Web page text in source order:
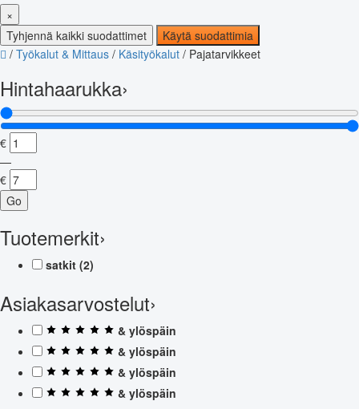
×
Tyhjennä kaikki suodattimet
Käytä suodattimia
/ Työkalut & Mittaus / Käsityökalut / Pajatarvikkeet
Hintahaarukka›
€
—
€
Go
Tuotemerkit›
satkit (2)
Asiakasarvostelut›
& ylöspäin
& ylöspäin
& ylöspäin
& ylöspäin